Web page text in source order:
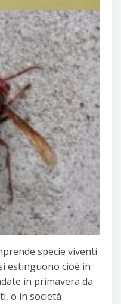
specie viventi
estinguono cioè in
in primavera da
o in società